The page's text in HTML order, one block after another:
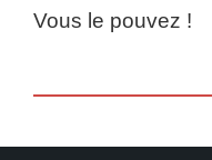
Vous le pouvez !